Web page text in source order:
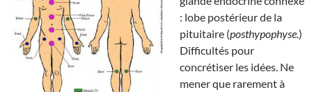
: lobe postérieur de la
pituitaire (posthypophyse.)
Difficultés pour
concrétiser les idées. Ne
mener que rarement à